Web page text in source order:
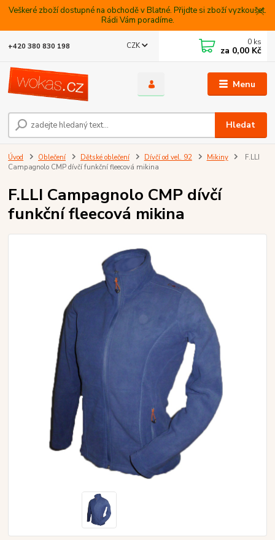
Veškeré zboží dostupné na obchodě v Blatné. Přijdte si zboží vyzkoušet.
Rádi Vám poradíme.
Menu
CZK
Hledat
+420 380 830 198 0 ks
za 0,00 Kč
Úvod Oblečení Dětské oblečení Dívčí od vel. 92 Mikiny
F.LLI
Campagnolo CMP dívčí funkční fleecová mikina
F.LLI Campagnolo CMP dívčí
funkční fleecová mikina